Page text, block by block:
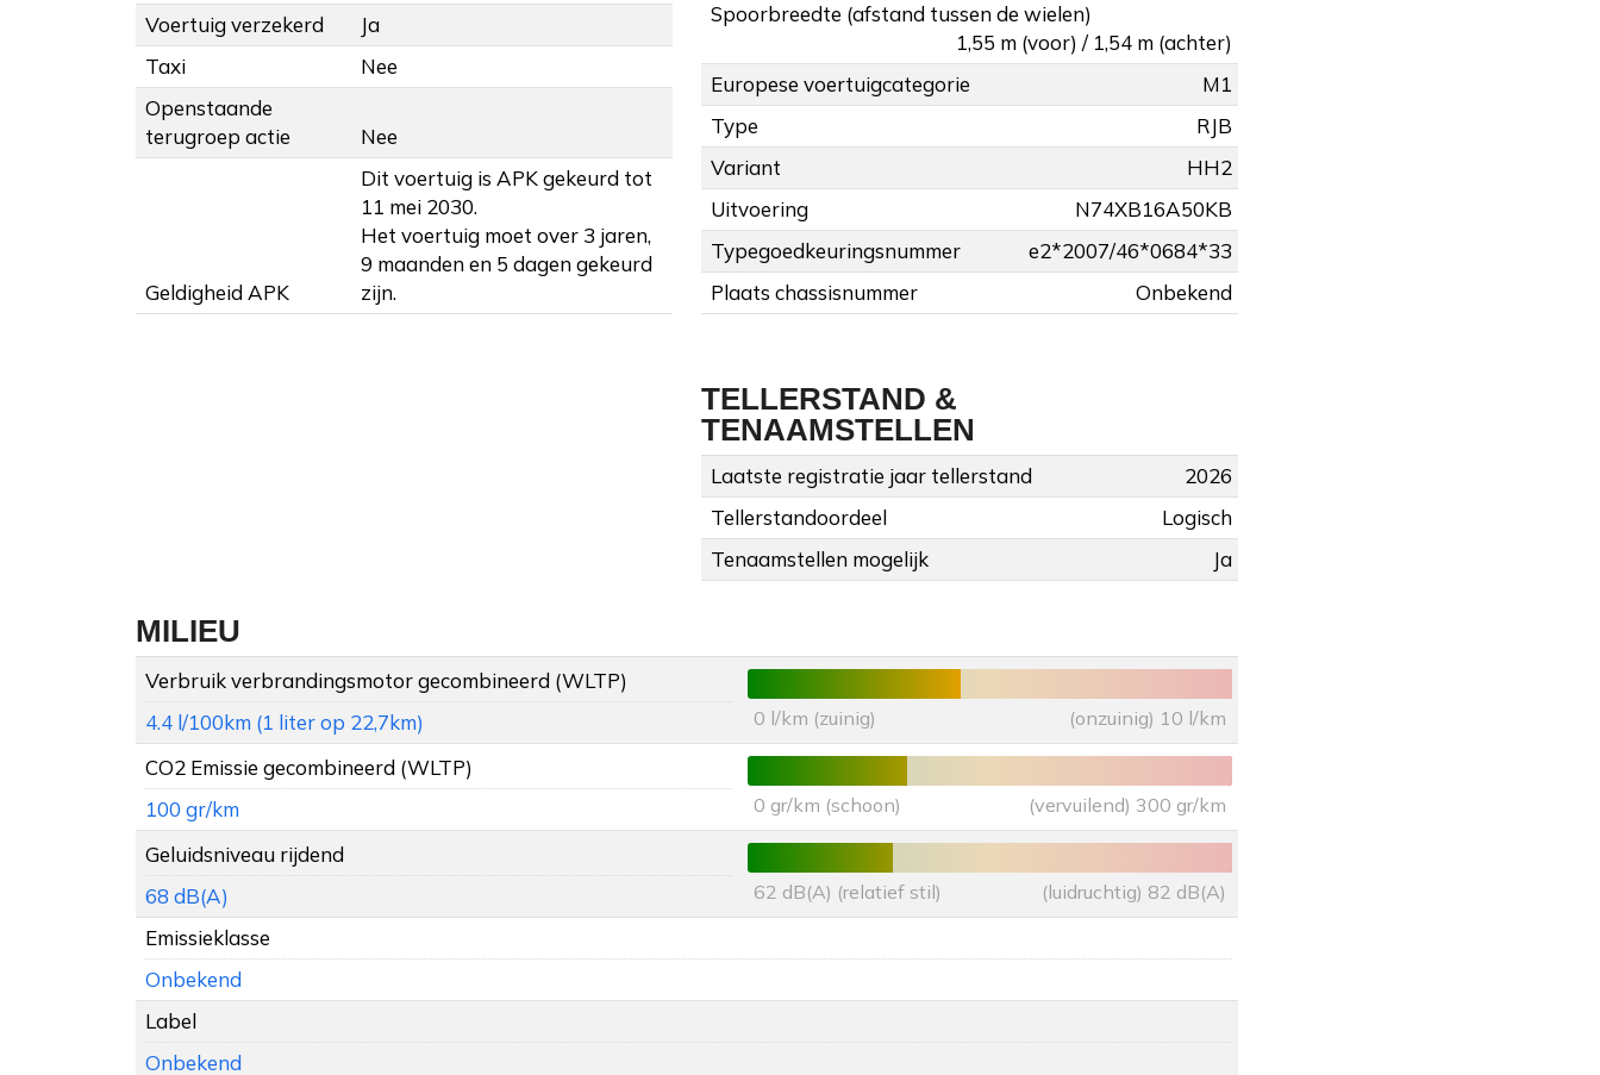
Voertuig verzekerd
Ja
Taxi
Nee
Openstaande
terugroep actie
Nee
Geldigheid APK
Dit voertuig is APK gekeurd tot
11 mei 2030.
Het voertuig moet over 3 jaren,
9 maanden en 5 dagen gekeurd
zijn.
Spoorbreedte (afstand tussen de wielen)
1,55 m (voor) / 1,54 m (achter)
Europese voertuigcategorie
M1
Type
RJB
Variant
HH2
Uitvoering
N74XB16A50KB
Typegoedkeuringsnummer
e2*2007/46*0684*33
Plaats chassisnummer
Onbekend
TELLERSTAND &
TENAAMSTELLEN
Laatste registratie jaar tellerstand
2026
Tellerstandoordeel
Logisch
Tenaamstellen mogelijk
Ja
MILIEU
Verbruik verbrandingsmotor gecombineerd (WLTP)
4.4 l/100km (1 liter op 22,7km)
0 l/km (zuinig) (onzuinig) 10 l/km
CO2 Emissie gecombineerd (WLTP)
100 gr/km
0 gr/km (schoon) (vervuilend) 300 gr/km
Geluidsniveau rijdend
68 dB(A)
62 dB(A) (relatief stil) (luidruchtig) 82 dB(A)
Emissieklasse
Onbekend
Label
Onbekend